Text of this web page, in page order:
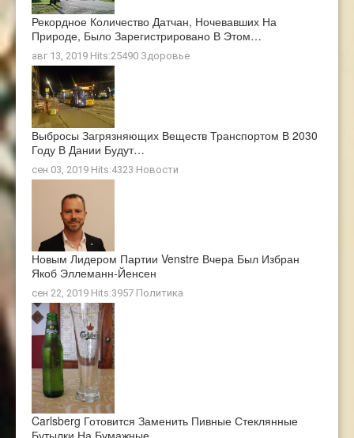
Рекордное Количество Датчан, Ночевавших На
Природе, Было Зарегистрировано В Этом…
авг 13, 2019 Hits:25490 Здоровье
Выбросы Загрязняющих Веществ Транспортом В 2030
Году В Дании Будут…
сен 03, 2019 Hits:4323 Новости
Новым Лидером Партии Venstre Вчера Был Избран
Якоб Эллеманн-Йенсен
сен 22, 2019 Hits:3957 Политика
Carlsberg Готовится Заменить Пивные Стеклянные
Бутылки На Бумажные